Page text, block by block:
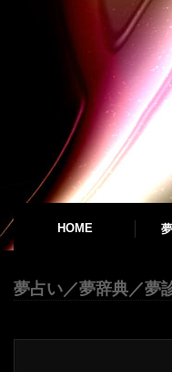
HOME
夢占い／夢辞典／